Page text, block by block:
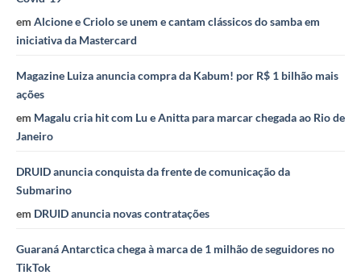
em Alcione e Criolo se unem e cantam clássicos do samba em
iniciativa da Mastercard
Magazine Luiza anuncia compra da Kabum! por R$ 1 bilhão mais
ações
em Magalu cria hit com Lu e Anitta para marcar chegada ao Rio de
Janeiro
DRUID anuncia conquista da frente de comunicação da
Submarino
em DRUID anuncia novas contratações
Guaraná Antarctica chega à marca de 1 milhão de seguidores no
TikTok